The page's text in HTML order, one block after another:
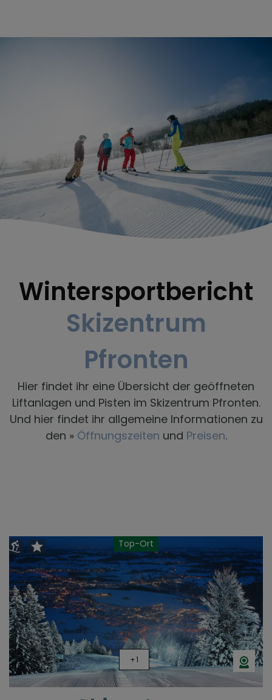
Wintersportbericht
Skizentrum
Pfronten
Hier findet ihr eine Übersicht der geöffneten
Liftanlagen und Pisten im Skizentrum Pfronten.
Und hier findet ihr allgemeine Informationen zu
den » Öffnungszeiten und Preisen.
Top-Ort
+1